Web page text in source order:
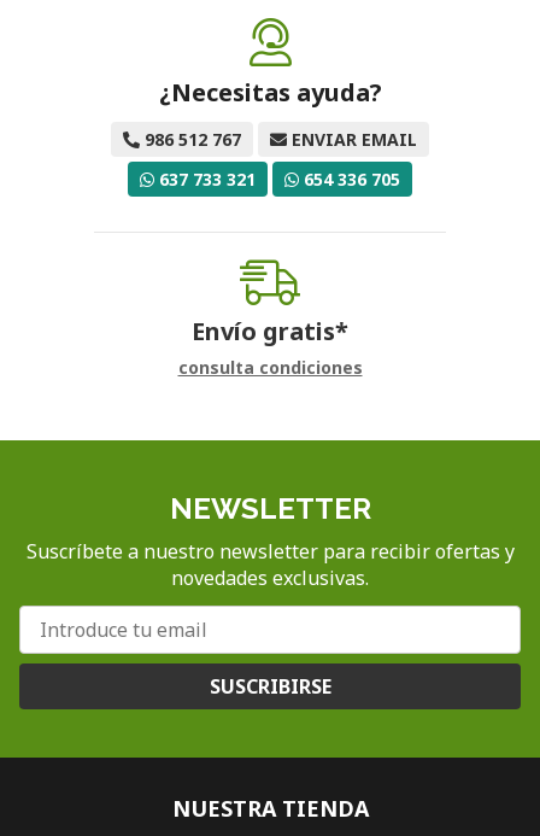
¿Necesitas ayuda?
986 512 767
ENVIAR EMAIL
637 733 321
654 336 705
Envío gratis*
consulta condiciones
NEWSLETTER
Suscríbete a nuestro newsletter para recibir ofertas y
novedades exclusivas.
SUSCRIBIRSE
NUESTRA TIENDA